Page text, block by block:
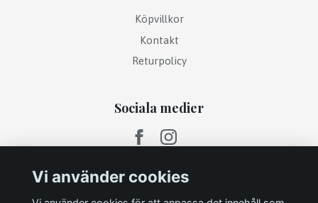
Köpvillkor
Kontakt
Returpolicy
Sociala medier
Vi använder cookies